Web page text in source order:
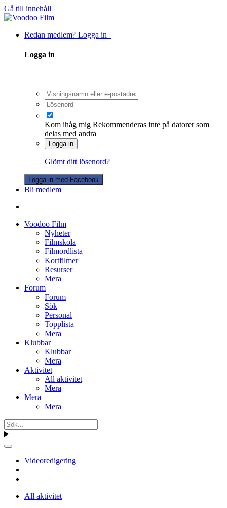
Gå till innehåll
Redan medlem? Logga in
Logga in
Kom ihåg mig Rekommenderas inte på datorer som
delas med andra
Logga in
Glömt ditt lösenord?
Logga in med Facebook
Bli medlem
Voodoo Film
Nyheter
Filmskola
Filmordlista
Kortfilmer
Resurser
Mera
Forum
Forum
Sök
Personal
Topplista
Mera
Klubbar
Klubbar
Mera
Aktivitet
All aktivitet
Mera
Mera
Mera
Videoredigering
All aktivitet